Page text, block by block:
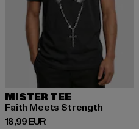
EUR
MISTER TEE
Faith Meets Strength
18,99 EUR
Derzeitiger Preis: 18,99 EUR